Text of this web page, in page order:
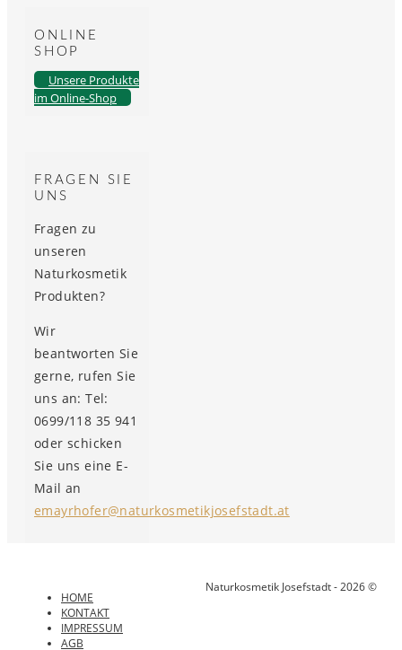
ONLINE
SHOP
Unsere Produkte
im Online-Shop
FRAGEN SIE
UNS
Fragen zu
unseren
Naturkosmetik
Produkten?
Wir
beantworten Sie
gerne, rufen Sie
uns an: Tel:
0699/118 35 941
oder schicken
Sie uns eine E-
Mail an
emayrhofer@naturkosmetikjosefstadt.at
Naturkosmetik Josefstadt - 2026 ©
HOME
KONTAKT
IMPRESSUM
AGB